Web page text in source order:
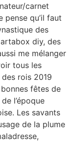
carnet
pense qu’il faut
des
diy, des
me mélanger
tous les
rois 2019
fêtes de
l’époque
Les savants
de la plume